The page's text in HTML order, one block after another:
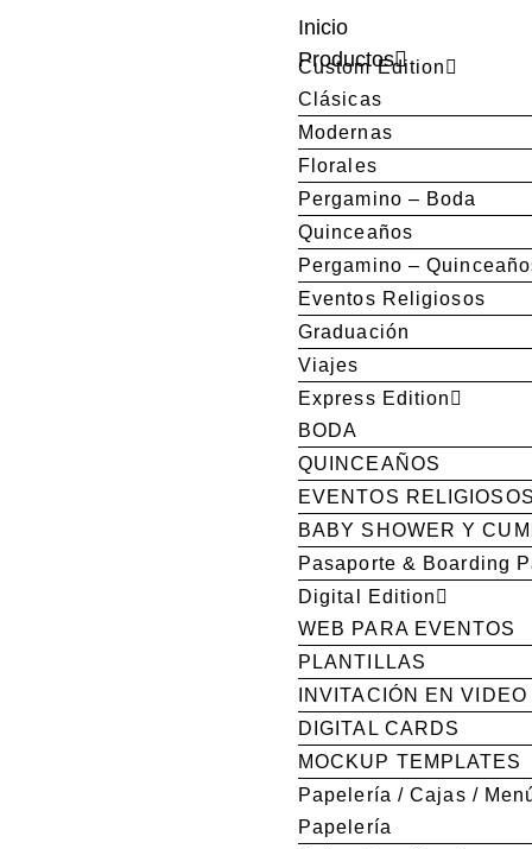
Inicio
Productos
Custom Edition
Clásicas
Modernas
Florales
Pergamino – Boda
Quinceaños
Pergamino –
Eventos Religiosos
Graduación
Viajes
Express Edition
BODA
QUINCEAÑOS
EVENTOS RELIGIOSOS
BABY SHOWER Y
Pasaporte & Boarding
Digital Edition
WEB PARA EVENTOS
PLANTILLAS
INVITACIÓN EN VIDEO
DIGITAL CARDS
MOCKUP TEMPLATES
Papelería / Cajas /
Papelería